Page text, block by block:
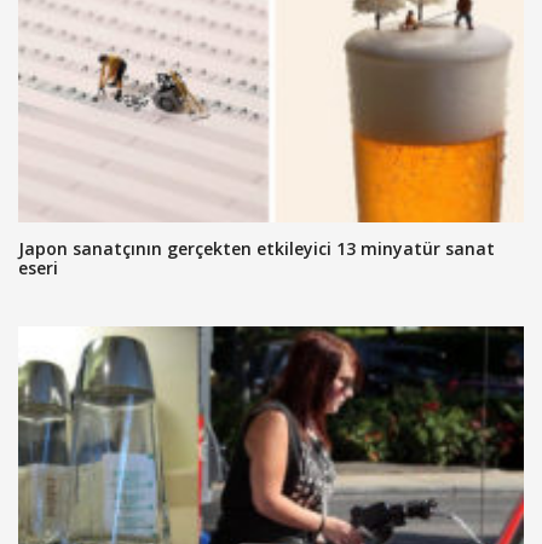
Japon sanatçının gerçekten etkileyici 13 minyatür sanat
eseri